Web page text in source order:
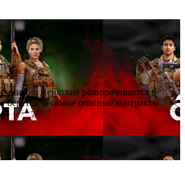
Действие разворачивается в
за самые опасные контракты.